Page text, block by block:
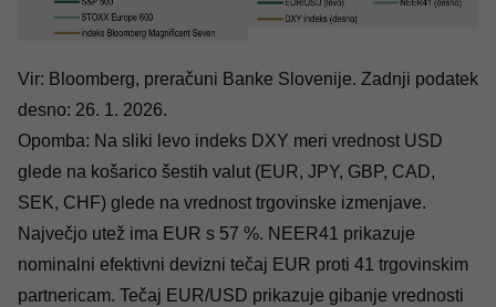
Vir: Bloomberg, preračuni Banke Slovenije. Zadnji podatek
desno: 26. 1. 2026.
Opomba: Na sliki levo indeks DXY meri vrednost USD
glede na košarico šestih valut (EUR, JPY, GBP, CAD,
SEK, CHF) glede na vrednost trgovinske izmenjave.
Največjo utež ima EUR s 57 %. NEER41 prikazuje
nominalni efektivni devizni tečaj EUR proti 41 trgovinskim
partnericam. Tečaj EUR/USD prikazuje gibanje vrednosti